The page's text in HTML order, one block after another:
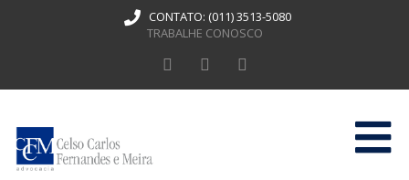
CONTATO: (011) 3513-5080
TRABALHE CONOSCO